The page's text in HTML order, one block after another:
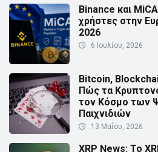
Binance και
χρήστες στην
2026
6 Ιουλίου, 2026
Bitcoin,
Πώς τα
τον Κόσμο των
Παιχνιδιών
13 Μαΐου, 2026
XRP News: Το